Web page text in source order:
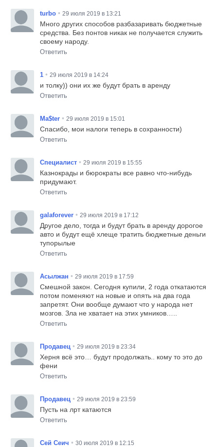
turbo • 29 июля 2019 в 13:21
Много других способов разбазаривать бюджетные
средства. Без понтов никак не получается служить
своему народу.
Ответить
1 • 29 июля 2019 в 14:24
и толку)) они их же будут брать в аренду
Ответить
Ma$ter • 29 июля 2019 в 15:01
Спасибо, мои налоги теперь в сохранности)
Ответить
Специалист • 29 июля 2019 в 15:55
Казнокрады и бюрократы все равно что-нибудь
придумают.
Ответить
galaforever • 29 июля 2019 в 17:12
Другое дело, тогда и будут брать в аренду дорогое
авто и будут ещё хлеще тратить бюджетные деньги
тупорылые
Ответить
Асылжан • 29 июля 2019 в 17:59
Смешной закон. Сегодня купили, 2 года откатаются
потом поменяют на новые и опять на два года
запретят. Они вообще думают что у народа нет
мозгов. Зла не хватает на этих умников…..
Ответить
Продавец • 29 июля 2019 в 23:34
Херня всё это… будут продолжать.. кому то это до
фени
Ответить
Продавец • 29 июля 2019 в 23:59
Пусть на лрт катаются
Ответить
Сей Сеич • 30 июля 2019 в 12:15